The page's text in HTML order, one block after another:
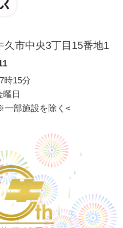
久市中央3丁目15番地1
時15分
曜日
部施設を除く <